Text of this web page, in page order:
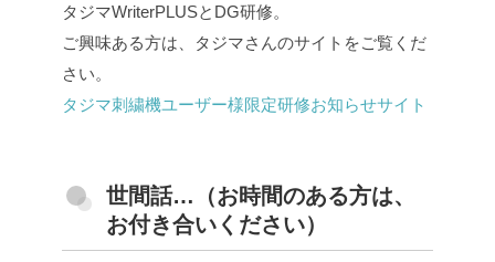
タジマWriterPLUSとDG研修。
ご興味ある方は、タジマさんのサイトをご覧くだ
さい。
タジマ刺繍機ユーザー様限定研修お知らせサイト
世間話…（お時間のある方は、
お付き合いください）